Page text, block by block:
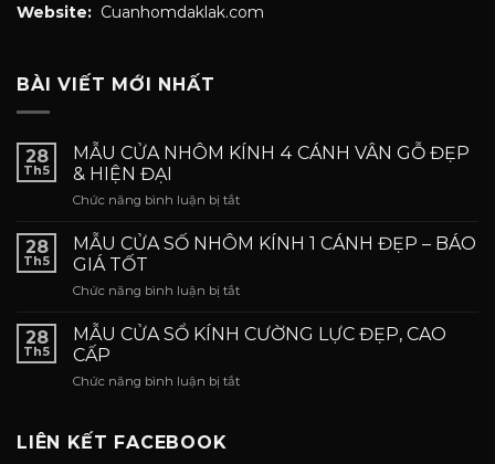
Website: Cuanhomdaklak.com
BÀI VIẾT MỚI NHẤT
28
Th5
MẪU CỬA NHÔM KÍNH 4 CÁNH VÂN GỖ ĐẸP
& HIỆN ĐẠI
Chức năng bình luận bị tắtở
CỬA
NHÔM
4
VÂN
&
28
Th5
MẪU CỬA SỐ NHÔM KÍNH 1 CÁNH ĐẸP – BÁO
GIÁ TỐT
Chức năng bình luận bị tắtở
CỬA
SỐ
KÍNH
28
Th5
MẪU CỬA SỔ KÍNH CƯỜNG LỰC ĐẸP, CAO
CẤP
Chức năng bình luận bị tắtở
LIÊN KẾT FACEBOOK